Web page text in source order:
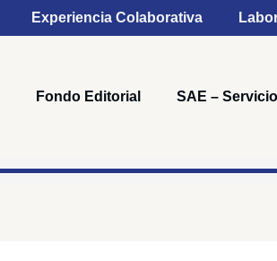
Experiencia Colaborativa
Fondo Editorial SAE –